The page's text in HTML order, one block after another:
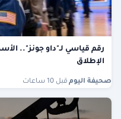
رقم قياسي لـ"داو جونز"..
الإطلاق
صحيفة اليوم قبل 10 ساعات